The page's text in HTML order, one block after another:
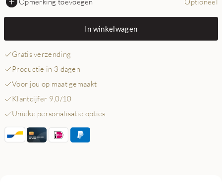
In winkelwagen
Gratis verzending
Productie in 3 dagen
Voor jou op maat gemaakt
Klantcijfer 9,0/10
Unieke personalisatie opties